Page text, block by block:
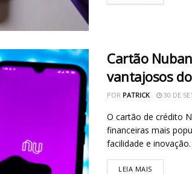
Cartão
vantajosos
POR PATRICK 30 DE
O cartão de crédito
financeiras mais
facilidade e
LEIA MAIS